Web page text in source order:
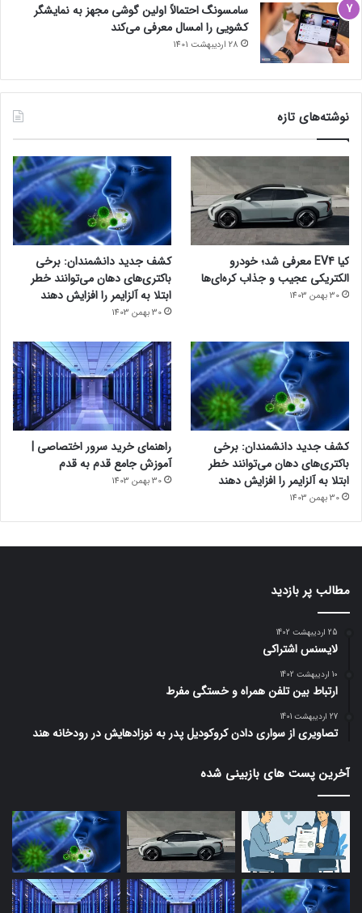
سامسونگ احتمالاً اولین گوشی مجهز به نمایشگر
کشویی را امسال معرفی می‌کند
28 اردیبهشت 1401
نوشته‌های تازه
کیا EV4 معرفی شد؛ خودرو
الکتریکی عجیب و جذاب کره‌ای‌ها
30 بهمن 1403
کشف جدید دانشمندان: برخی
باکتری‌های دهان می‌توانند خطر
ابتلا به آلزایمر را افزایش دهند
30 بهمن 1403
کشف جدید دانشمندان: برخی
باکتری‌های دهان می‌توانند خطر
ابتلا به آلزایمر را افزایش دهند
30 بهمن 1403
راهنمای خرید سرور اختصاصی |
آموزش جامع قدم به قدم
30 بهمن 1403
مطالب پر بازدید
25 اردیبهشت 1402
لایسنس اشتراکی
10 اردیبهشت 1402
ارتباط بین تلفن همراه و خستگی مفرط
27 اردیبهشت 1401
تصاویری از سواری دادن کروکودیل پدر به نوزادهایش در رودخانه هند
آخرین پست های بازبینی شده